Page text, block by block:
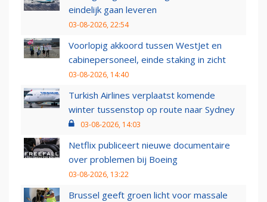
eindelijk gaan leveren
03-08-2026, 22:54
Voorlopig akkoord tussen WestJet en
cabinepersoneel, einde staking in zicht
03-08-2026, 14:40
Turkish Airlines verplaatst komende
winter tussenstop op route naar Sydney
03-08-2026, 14:03
Netflix publiceert nieuwe documentaire
over problemen bij Boeing
03-08-2026, 13:22
Brussel geeft groen licht voor massale